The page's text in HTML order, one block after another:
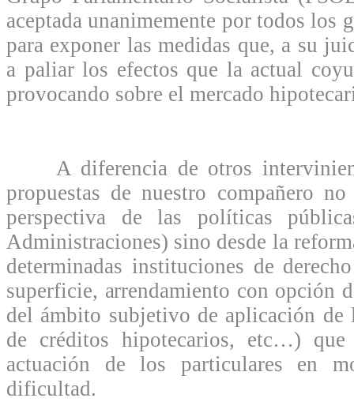
aceptada unanimemente por todos los
para exponer las medidas que, a su
a paliar los efectos que la actual
provocando sobre el mercado
A diferencia de otros
propuestas de nuestro compañero
perspectiva de las políticas
Administraciones) sino desde la
determinadas instituciones de
superficie, arrendamiento con opción
del ámbito subjetivo de aplicación de
de créditos hipotecarios, etc…) que
actuación de los particulares en
dificultad.